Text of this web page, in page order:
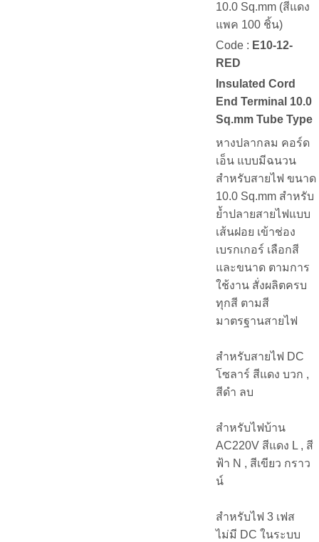
10.0 Sq.mm (สีแดง
แพค 100 ชิ้น)
Code : E10-12-
RED
Insulated Cord
End Terminal 10.0
Sq.mm Tube Type
หางปลากลม คอร์ด
เอ็น แบบมีฉนวน
สำหรับสายไฟ ขนาด
10.0 Sq.mm สำหรับ
ย้ำปลายสายไฟแบบ
เส้นฝอย เข้าช่อง
เบรกเกอร์ เลือกสี
และขนาด ตามการ
ใช้งาน สั่งผลิตครบ
ทุกสี ตามสี
มาตรฐานสายไฟ
สำหรับสายไฟ DC
โซลาร์ สีแดง บวก ,
สีดำ ลบ
สำหรับไฟบ้าน
AC220V สีแดง L , สี
ฟ้า N , สีเขียว กราว
น์
สำหรับไฟ 3 เฟส
ไม่มี DC ในระบบ